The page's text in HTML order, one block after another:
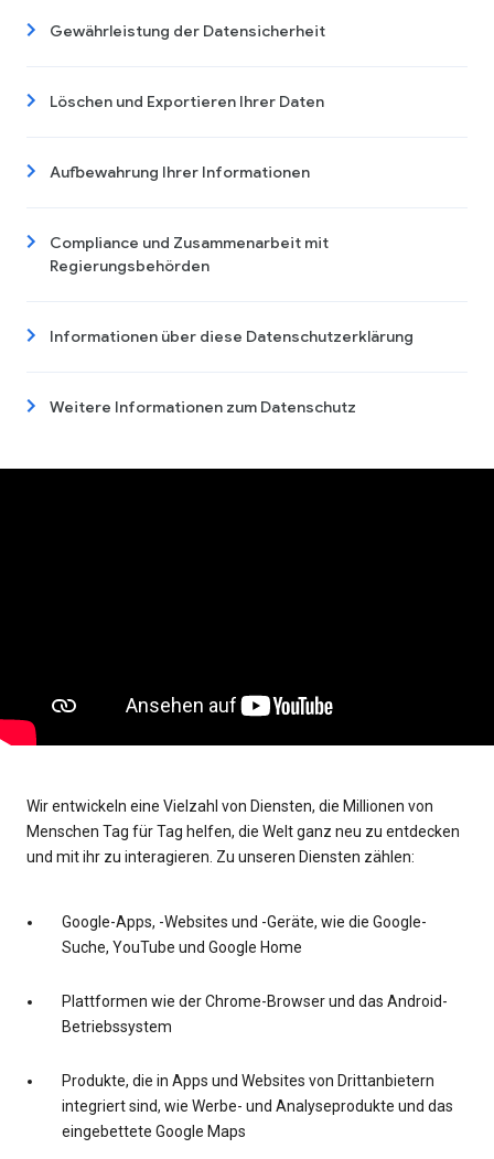
Gewährleistung der Datensicherheit
Löschen und Exportieren Ihrer Daten
Aufbewahrung Ihrer Informationen
Compliance und Zusammenarbeit mit
Regierungsbehörden
Informationen über diese Datenschutzerklärung
Weitere Informationen zum Datenschutz
Wir entwickeln eine Vielzahl von Diensten, die Millionen von
Menschen Tag für Tag helfen, die Welt ganz neu zu entdecken
und mit ihr zu interagieren. Zu unseren Diensten zählen:
Google-Apps, -Websites und -Geräte, wie die Google-
Suche, YouTube und Google Home
Plattformen wie der Chrome-Browser und das Android-
Betriebssystem
Produkte, die in Apps und Websites von Drittanbietern
integriert sind, wie Werbe- und Analyseprodukte und das
eingebettete Google Maps